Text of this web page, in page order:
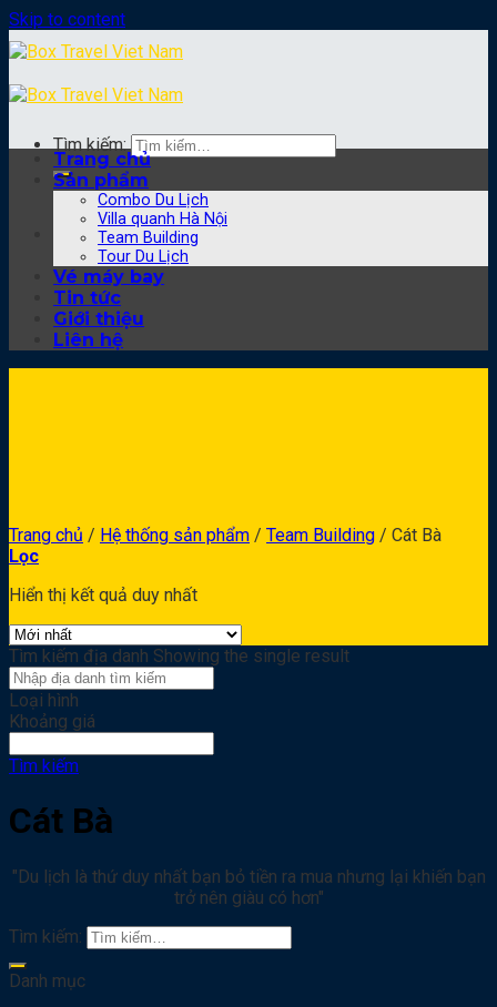
Skip to content
Tìm kiếm:
Trang chủ
Sản phẩm
Combo Du Lịch
Villa quanh Hà Nội
Team Building
Tour Du Lịch
Vé máy bay
Tin tức
Giới thiệu
Liên hệ
Trang chủ / Hệ thống sản phẩm / Team Building / Cát Bà
Lọc
Hiển thị kết quả duy nhất
Tìm kiếm địa danh Showing the single result
Loại hình
Khoảng giá
Tìm kiếm
Cát Bà
"Du lịch là thứ duy nhất bạn bỏ tiền ra mua nhưng lại khiến bạn
trở nên giàu có hơn"
Tìm kiếm:
Danh mục